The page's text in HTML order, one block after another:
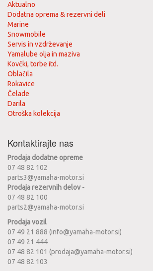
Aktualno
Dodatna oprema & rezervni deli
Marine
Snowmobile
Servis in vzdrževanje
Yamalube olja in maziva
Kovčki, torbe itd.
Oblačila
Rokavice
Čelade
Darila
Otroška kolekcija
Kontaktirajte nas
Prodaja dodatne opreme
07 48 82 102
parts3@yamaha-motor.si
Prodaja rezervnih delov -
07 48 82 100
parts2@yamaha-motor.si
Prodaja vozil
07 49 21 888 (info@yamaha-motor.si)
07 49 21 444
07 48 82 101 (prodaja@yamaha-motor.si)
07 48 82 103